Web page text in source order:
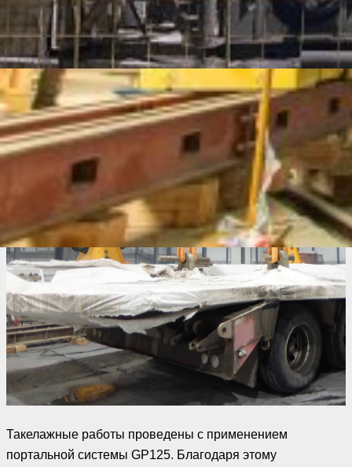
Такелажные работы проведены с применением
портальной системы GP125. Благодаря этому